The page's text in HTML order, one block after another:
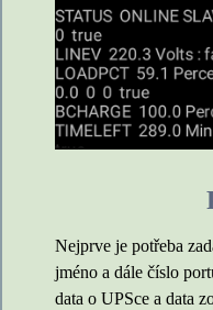
Nejprve je potřeba
jméno a dále číslo
data o UPSce a data